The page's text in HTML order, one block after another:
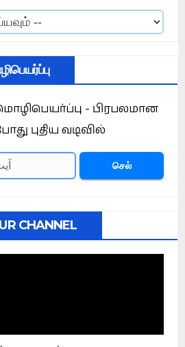
- பிரபலமான
புதிய வடிவில்
செல்
CHANNEL